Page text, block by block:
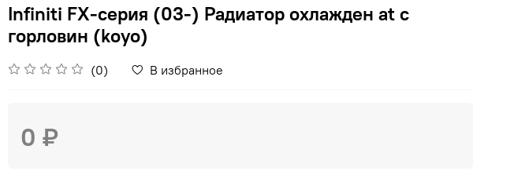
Infiniti FX-серия (03-) Радиатор охлажден at с
горловин (koyo)
(0) В избранное
0 ₽